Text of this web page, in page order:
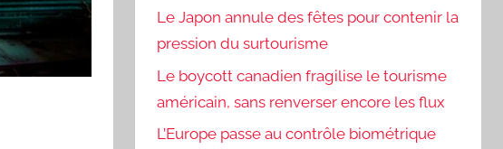
Le Japon annule des fêtes pour contenir la
pression du surtourisme
Le boycott canadien fragilise le tourisme
américain, sans renverser encore les flux
L’Europe passe au contrôle biométrique